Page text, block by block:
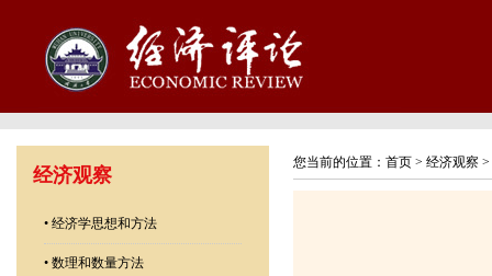
经济观察
• 经济学思想和方法
• 数理和数量方法
您当前的位置： 首页 > 经济观察 >